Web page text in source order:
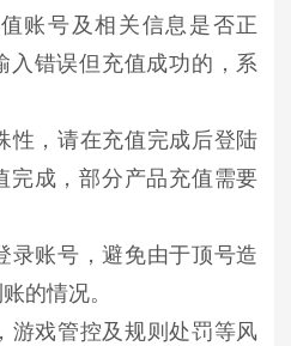
账号及相关信息是否正
入错误但充值成功的，系
性，请在充值完成后登陆
完成，部分产品充值需要
录账号，避免由于顶号造
的情况。
游戏管控及规则处罚等风